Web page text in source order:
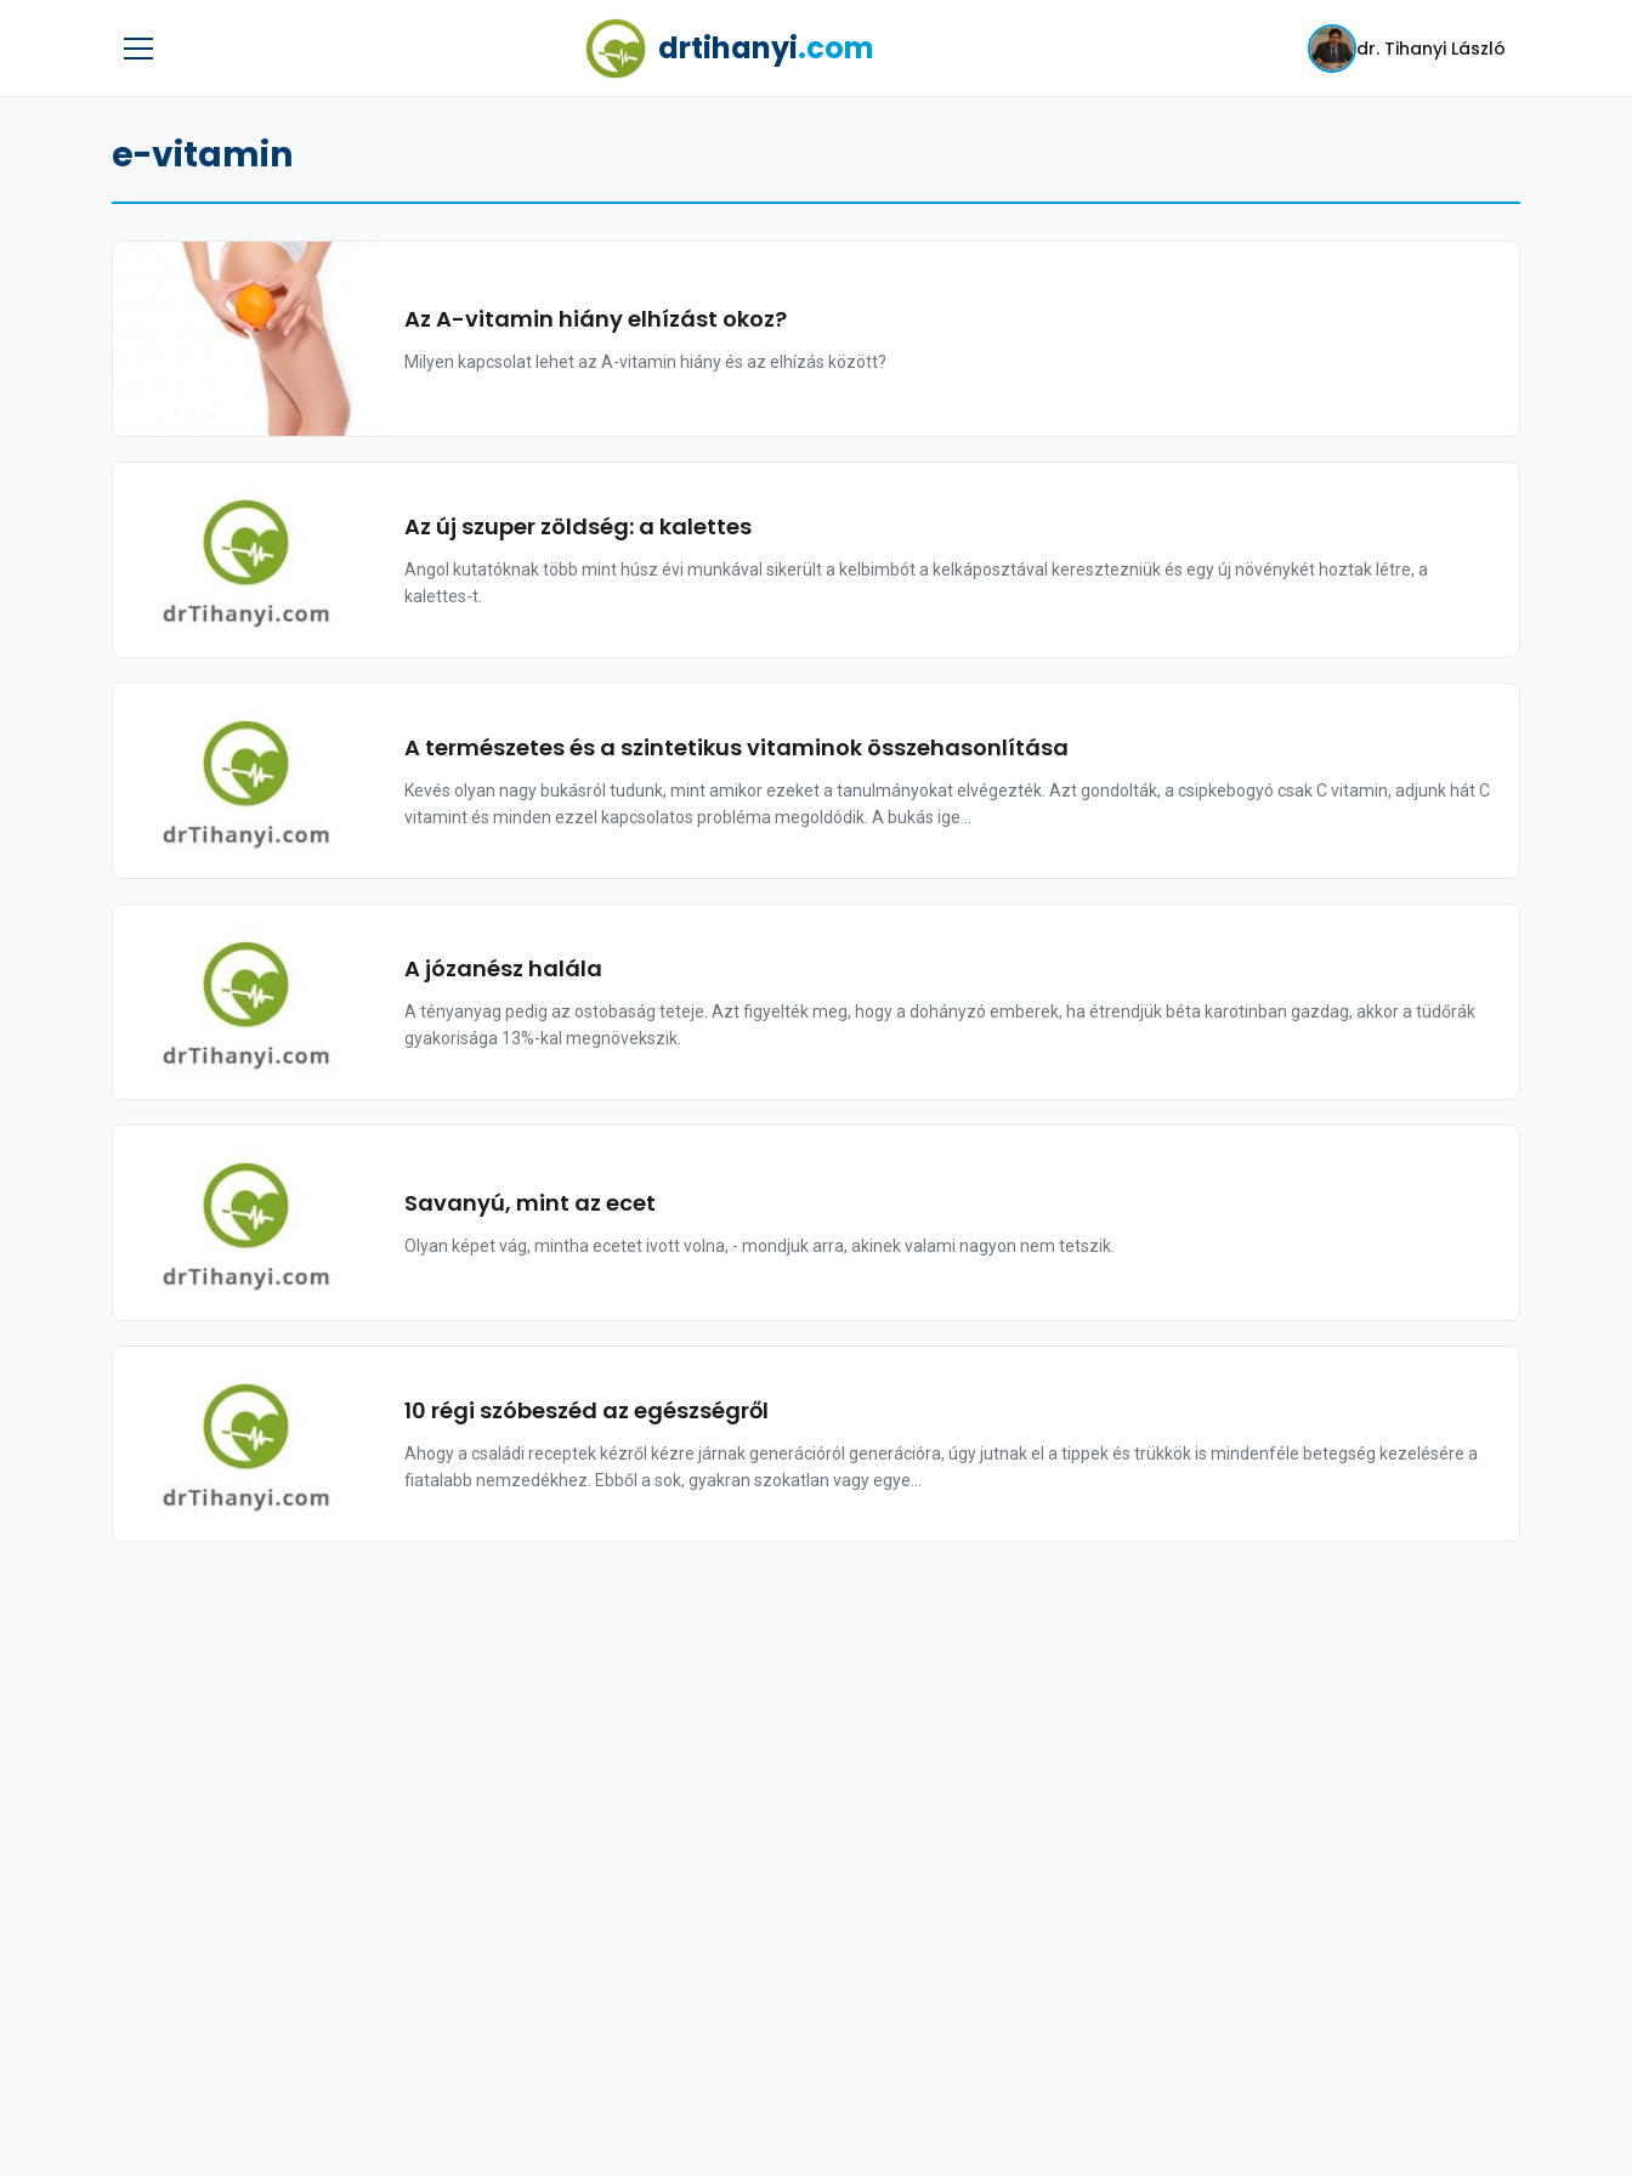
drtihanyi.com dr. Tihanyi László
e-vitamin
Az A-vitamin hiány elhízást okoz?
Milyen kapcsolat lehet az A-vitamin hiány és az elhízás között?
Az új szuper zöldség: a kalettes
Angol kutatóknak több mint húsz évi munkával sikerült a kelbimbót a kelkáposztával keresztezniük és egy új növénykét hoztak létre, a
kalettes-t.
A természetes és a szintetikus vitaminok összehasonlítása
Kevés olyan nagy bukásról tudunk, mint amikor ezeket a tanulmányokat elvégezték. Azt gondolták, a csipkebogyó csak C vitamin, adjunk hát C
vitamint és minden ezzel kapcsolatos probléma megoldódik. A bukás ige...
A józanész halála
A tényanyag pedig az ostobaság teteje. Azt figyelték meg, hogy a dohányzó emberek, ha étrendjük béta karotinban gazdag, akkor a tüdőrák
gyakorisága 13%-kal megnövekszik.
Savanyú, mint az ecet
Olyan képet vág, mintha ecetet ivott volna, - mondjuk arra, akinek valami nagyon nem tetszik.
10 régi szóbeszéd az egészségről
Ahogy a családi receptek kézről kézre járnak generációról generációra, úgy jutnak el a tippek és trükkök is mindenféle betegség kezelésére a
fiatalabb nemzedékhez. Ebből a sok, gyakran szokatlan vagy egye...